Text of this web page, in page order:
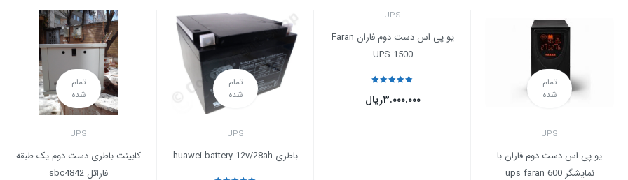
تمام
شده
UPS
یو پی اس دست دوم فاران با
نمایشگر ups faran 600
UPS
یو پی اس دست دوم فاران Faran
UPS 1500
ریال۳.۰۰۰.۰۰۰
تمام
شده
UPS
باطری huawei battery 12v/28ah
تمام
شده
UPS
کابینت باطری دست دوم یک طبقه
فاراتل sbc4842